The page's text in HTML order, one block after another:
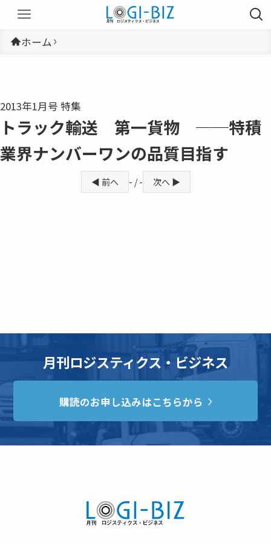
ホーム
2013年1月号 特集
トラック輸送 第一貨物 ──特積
業界ナンバーワンの品質目指す
◀ 前へ - / - 次へ ▶
月刊ロジスティクス・ビジネス
購読のお申し込みはこちらから